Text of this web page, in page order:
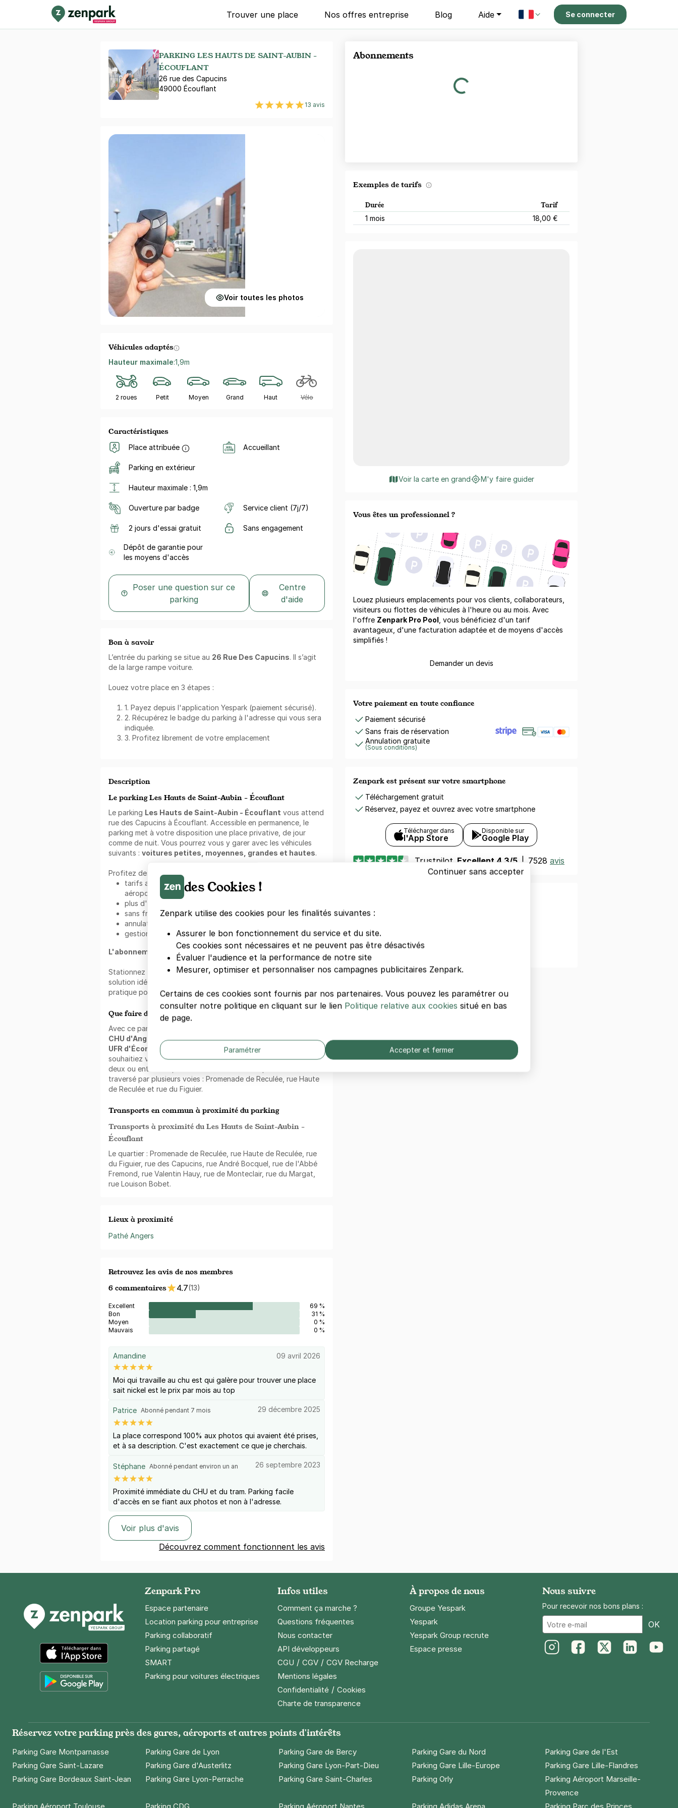
Trouver une place Nos offres entreprise Blog Aide Se connecter
PARKING LES HAUTS DE SAINT-AUBIN -
ÉCOUFLANT
26 rue des Capucins
49000 Écouflant
13 avis
Voir toutes les photos
Véhicules adaptés
Hauteur maximale:1,9m
2 roues Petit Moyen Grand Haut Vélo
Caractéristiques
Place attribuée Accueillant
Parking en extérieur
Hauteur maximale : 1,9m
Ouverture par badge Service client (7j/7)
2 jours d'essai gratuit Sans engagement
Dépôt de garantie pour
les moyens d'accès
Poser une question sur ce
parking
Centre
d'aide
Bon à savoir
L’entrée du parking se situe au 26 Rue Des Capucins. Il s’agit
de la large rampe voiture.
Louez votre place en 3 étapes :
1. Payez depuis l'application Yespark (paiement sécurisé).
2. Récupérez le badge du parking à l'adresse qui vous sera
indiquée.
3. Profitez librement de votre emplacement
Description
Le parking Les Hauts de Saint-Aubin - Écouflant
Le parking Les Hauts de Saint-Aubin - Écouflant vous attend
rue des Capucins à Écouflant. Accessible en permanence, le
parking met à votre disposition une place privative, de jour
comme de nuit. Vous pourrez vous y garer avec les véhicules
suivants : voitures petites, moyennes, grandes et hautes.
Profitez des avantages
tarifs avantageux dans les centres-villes, gares et
aéroports partout en France et en Belgique ;
plus d'un million de membres satisfaits ;
sans frais de réservation ;
annulation gratuite ;
gestion simplifiée via l'application mobile.
L'abonnement au mois Zenpark :
Stationnez dans ce parking avec uneformule mensuelle. Une
solution idéale pour une location longue durée. Une solution
pratique pour ne plus perdre de temps à se garer.
Que faire dans les alentours ?
Avec ce parking Zenpark, profitez d'un accès facile à côté de
CHU d'Angers
. Dans le quartier, découvrez aussiUFR Esthua,
UFR d'Économie et de Droit et Grande Pharmacie
souhaitiez vous détendre seul ou partager un bon moment à
deux ou entre amis, ces lieux sont idéaux. Le quartier est aussi
traversé par plusieurs voies : Promenade de Reculée, rue Haute
de Reculée et rue du Figuier.
Transports en commun à proximité du parking
Transports à proximité du Les Hauts de Saint-Aubin -
Écouflant
Le quartier : Promenade de Reculée, rue Haute de Reculée, rue
du Figuier, rue des Capucins, rue André Bocquel, rue de l'Abbé
Fremond, rue Valentin Hauy, rue de Monteclair, rue du Margat,
rue Louison Bobet.
Lieux à proximité
Pathé Angers
Retrouvez les avis de nos membres
6 commentaires
4.7(13)
Excellent
69 %
Bon
31 %
Moyen
0 %
Mauvais
0 %
Amandine 09 avril 2026
Moi qui travaille au chu est qui galère pour trouver une place
sait nickel est le prix par mois au top
Patrice Abonné pendant 7 mois 29 décembre 2025
La place correspond 100% aux photos qui avaient été prises,
et à sa description. C'est exactement ce que je cherchais.
Stéphane Abonné pendant environ un an 26 septembre 2023
Proximité immédiate du CHU et du tram. Parking facile
d'accès en se fiant aux photos et non à l'adresse.
Voir plus d'avis
Découvrez comment fonctionnent les avis
Abonnements
Exemples de tarifs
Durée
Tarif
1 mois
18,00 €
Voir la carte en grand M'y faire guider
Vous êtes un professionnel ?
Louez plusieurs emplacements pour vos clients, collaborateurs,
visiteurs ou flottes de véhicules à l'heure ou au mois. Avec
l'offre Zenpark Pro Pool , vous bénéficiez d'un tarif
avantageux, d'une facturation adaptée et de moyens d'accès
simplifiés !
Demander un devis
Votre paiement en toute confiance
Paiement sécurisé
Sans frais de réservation
Annulation gratuite
(Sous conditions)
Zenpark est présent sur votre smartphone
Téléchargement gratuit
Réservez, payez et ouvrez avec votre smartphone
Télécharger dans
l'App Store
Disponible sur
Google Play
Trustpilot Excellent 4,3/5 | 7528 avis
Comment ça marche ?
Conditions générales de vente
Contactez-nous
App Store
Zenpark Pro
Espace partenaire
Location parking pour entreprise
Parking collaboratif
Parking partagé
SMART
Parking pour voitures électriques
Infos utiles
Comment ça marche ?
Questions fréquentes
Nous contacter
API développeurs
CGU / CGV/ CGV Recharge
Mentions légales
Confidentialité/ Cookies
Charte de transparence
À propos de nous
Groupe Yespark
Yespark
Yespark Group recrute
Espace presse
Nous suivre
Pour recevoir nos bons plans :
OK
Réservez votre parking près des gares, aéroports et autres points d'intérêts
Parking Gare Montparnasse Parking Gare de Lyon Parking Gare de Bercy Parking Gare du Nord
Parking Gare de l'Est
Parking Gare Saint-Lazare
Parking Gare d'Austerlitz Parking Gare Lyon-Part-Dieu Parking Gare Lille-Europe
Parking Gare Lille-Flandres
Parking Gare Bordeaux Saint-Jean
Parking Gare Lyon-Perrache Parking Gare Saint-Charles Parking Orly
Parking Aéroport Marseille-
Provence
Continuer sans accepter
des Cookies !
Zenpark utilise des cookies pour les finalités suivantes :
Assurer le bon fonctionnement du service et du site.
Ces cookies sont nécessaires et ne peuvent pas être désactivés
Évaluer l'audience et la performance de notre site
Mesurer, optimiser et personnaliser nos campagnes publicitaires Zenpark.
Certains de ces cookies sont fournis par nos partenaires. Vous pouvez les paramétrer ou
consulter notre politique en cliquant sur le lien Politique relative aux cookies situé en bas
de page.
Paramétrer Accepter et fermer